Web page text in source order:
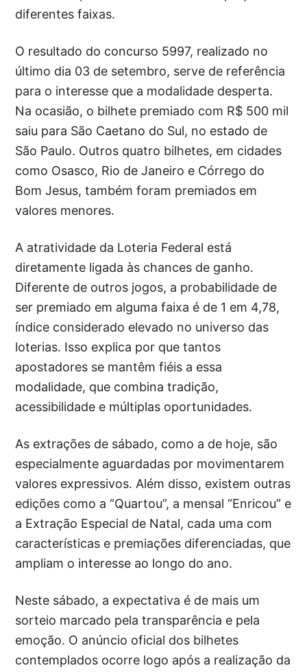
diferentes faixas.
O resultado do concurso 5997, realizado no
último dia 03 de setembro, serve de referência
para o interesse que a modalidade desperta.
Na ocasião, o bilhete premiado com R$ 500 mil
saiu para São Caetano do Sul, no estado de
São Paulo. Outros quatro bilhetes, em cidades
como Osasco, Rio de Janeiro e Córrego do
Bom Jesus, também foram premiados em
valores menores.
A atratividade da Loteria Federal está
diretamente ligada às chances de ganho.
Diferente de outros jogos, a probabilidade de
ser premiado em alguma faixa é de 1 em 4,78,
índice considerado elevado no universo das
loterias. Isso explica por que tantos
apostadores se mantêm fiéis a essa
modalidade, que combina tradição,
acessibilidade e múltiplas oportunidades.
As extrações de sábado, como a de hoje, são
especialmente aguardadas por movimentarem
valores expressivos. Além disso, existem outras
edições como a “Quartou”, a mensal “Enricou” e
a Extração Especial de Natal, cada uma com
características e premiações diferenciadas, que
ampliam o interesse ao longo do ano.
Neste sábado, a expectativa é de mais um
sorteio marcado pela transparência e pela
emoção. O anúncio oficial dos bilhetes
contemplados ocorre logo após a realização da